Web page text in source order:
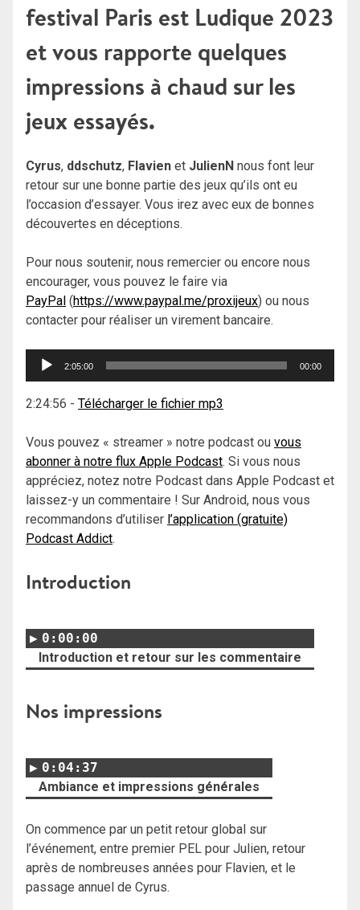
festival Paris est Ludique 2023
et vous rapporte quelques
impressions à chaud sur les
jeux essayés.
Cyrus, ddschutz, Flavien et JulienN nous font leur
retour sur une bonne partie des jeux qu’ils ont eu
l’occasion d’essayer. Vous irez avec eux de bonnes
découvertes en déceptions.
Pour nous soutenir, nous remercier ou encore nous
encourager, vous pouvez le faire via
PayPal (https://www.paypal.me/proxijeux) ou nous
contacter pour réaliser un virement bancaire.
Lecteur
2:05:00 00:00
2:24:56 - Télécharger le fichier mp3
Vous pouvez « streamer » notre podcast ou vous
abonner à notre flux Apple Podcast. Si vous nous
appréciez, notez notre Podcast dans Apple Podcast et
laissez-y un commentaire ! Sur Android, nous vous
recommandons d’utiliser l’application (gratuite)
Podcast Addict.
Introduction
0:00:00
Introduction et retour sur les commentaire
Nos impressions
0:04:37
Ambiance et impressions générales
On commence par un petit retour global sur
l’événement, entre premier PEL pour Julien, retour
après de nombreuses années pour Flavien, et le
passage annuel de Cyrus.